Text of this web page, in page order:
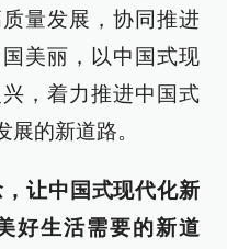
量发展，协同推进
美丽，以中国式现
，着力推进中国式
的新道路。
让中国式现代化新
好生活需要的新道